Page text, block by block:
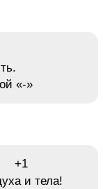
«-»
+1
и тела!